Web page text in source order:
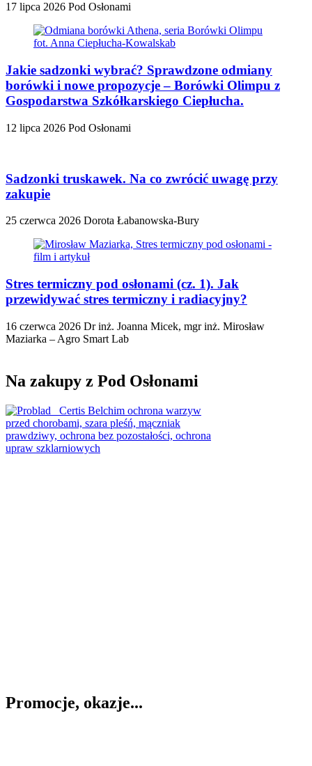
17 lipca 2026 Pod Osłonami
Jakie sadzonki wybrać? Sprawdzone odmiany
borówki i nowe propozycje – Borówki Olimpu z
Gospodarstwa Szkółkarskiego Ciepłucha.
12 lipca 2026 Pod Osłonami
Sadzonki truskawek. Na co zwrócić uwagę przy
zakupie
25 czerwca 2026 Dorota Łabanowska-Bury
Stres termiczny pod osłonami (cz. 1). Jak
przewidywać stres termiczny i radiacyjny?
16 czerwca 2026 Dr inż. Joanna Micek, mgr inż. Mirosław
Maziarka – Agro Smart Lab
Na zakupy z Pod Osłonami
Promocje, okazje...